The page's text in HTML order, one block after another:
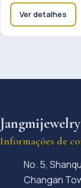
Ver detalhes
Jangmijewelry
Informações de
No. 5,
Changan